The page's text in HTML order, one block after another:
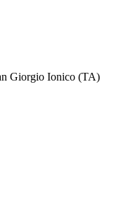
Giorgio Ionico (TA)